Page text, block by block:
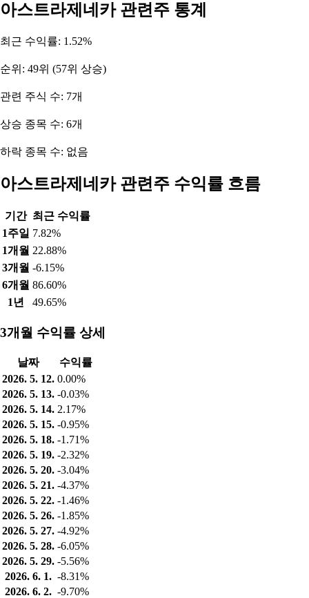
아스트라제네카 관련주 통계
최근 수익률: 1.52%
순위: 49위 (57위 상승)
관련 주식 수: 7개
상승 종목 수: 6개
하락 종목 수: 없음
아스트라제네카 관련주 수익률 흐름
기간 최근 수익률
1주일 7.82%
1개월 22.88%
3개월 -6.15%
6개월 86.60%
1년
49.65%
3개월 수익률 상세
날짜
수익률
2026. 5. 12. 0.00%
2026. 5. 13. -0.03%
2026. 5. 14. 2.17%
2026. 5. 15. -0.95%
2026. 5. 18. -1.71%
2026. 5. 19. -2.32%
2026. 5. 20. -3.04%
2026. 5. 21. -4.37%
2026. 5. 22. -1.46%
2026. 5. 26. -1.85%
2026. 5. 27. -4.92%
2026. 5. 28. -6.05%
2026. 5. 29. -5.56%
2026. 6. 1. -8.31%
2026. 6. 2. -9.70%